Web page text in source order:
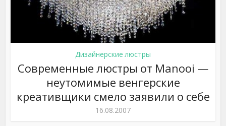
Дизайнерские люстры
Современные люстры от Manooi —
неутомимые венгерские
креативщики смело заявили о себе
16.08.2007